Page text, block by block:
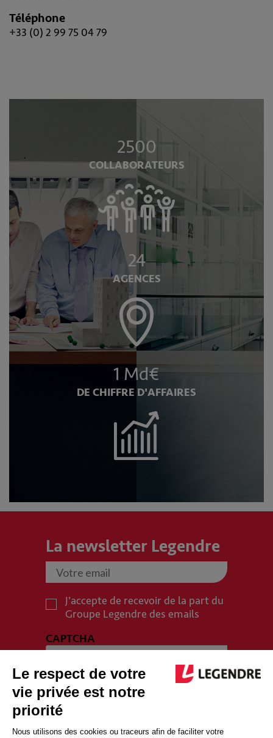
Téléphone
+33 (0) 2 99 75 04 79
2500
COLLABORATEURS
24
AGENCES
1 Md€
DE CHIFFRE D'AFFAIRES
La newsletter Legendre
J'accepte de recevoir de la part du
Groupe Legendre des emails
CAPTCHA